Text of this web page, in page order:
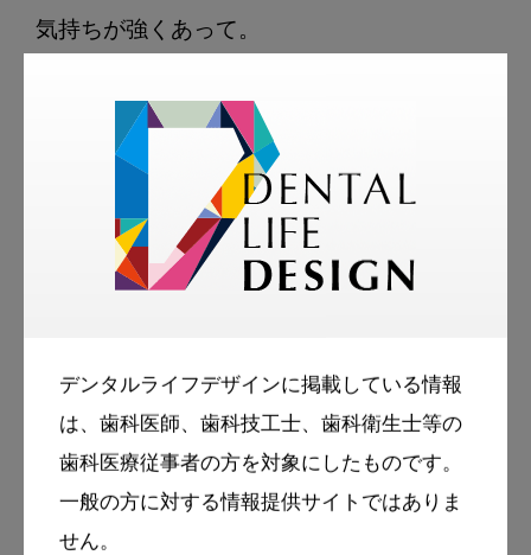
デンタルライフデザインに掲載している情報
は、歯科医師、歯科技工士、歯科衛生士等の
歯科医療従事者の方を対象にしたものです。
一般の方に対する情報提供サイトではありま
せん。
気持ちが強くあって。
そんな人になれるよう向上心は忘れずもって
患者さんの状態を改善し、健康を維持するお
手伝いができてこそ歯科衛生士。そこを忘れ
れる人が、選ばれる歯科衛生士像のひとつか